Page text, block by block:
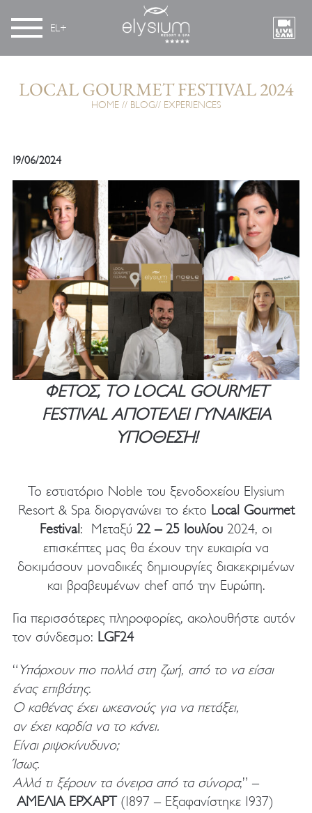
EL
LOCAL GOURMET FESTIVAL 2024
HOME BLOG EXPERIENCES
19/06/2024
ΦΈΤΟΣ, ΤO LOCAL GOURMET
FESTIVAL ΑΠΟΤΕΛΕΊ ΓΥΝΑΙΚΕΊΑ
ΥΠΌΘΕΣΗ!
To εστιατόριο Noble του ξενοδοχείου Elysium
Resort & Spa διοργανώνει το έκτο Local Gourmet
Festival: Μεταξύ 22 – 25 Ιουλίου 2024, οι
επισκέπτες μας θα έχουν την ευκαιρία να
δοκιμάσουν μοναδικές δημιουργίες διακεκριμένων
και βραβευμένων chef από την Ευρώπη.
Για περισσότερες πληροφορίες, ακολουθήστε αυτόν
τον σύνδεσμο: LGF24
“Υπάρχουν πιο πολλά στη ζωή, από το να είσαι
ένας επιβάτης.
Ο καθένας έχει ωκεανούς για να πετάξει,
αν έχει καρδία να το κάνει.
Είναι ριψοκίνυδυνο;
Ίσως.
Αλλά τι ξέρουν τα όνειρα από τα σύνορα;” –
ΑΜΕΛΙΑ ΕΡΧΑΡΤ(1897 – Εξαφανίστηκε 1937)